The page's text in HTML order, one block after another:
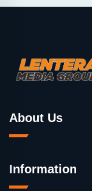
About Us
Information